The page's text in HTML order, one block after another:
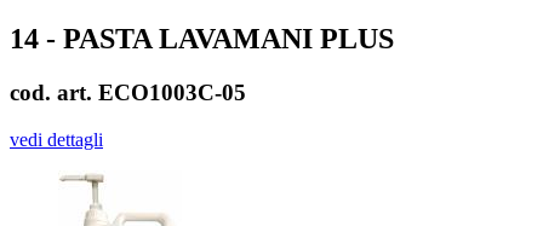
14 - PASTA LAVAMANI PLUS
cod. art. ECO1003C-05
vedi dettagli